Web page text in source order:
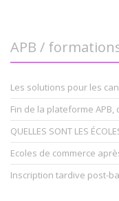
APB /
Les solutions pour les
Fin de la plateforme
QUELLES SONT LES
Ecoles de commerce
Inscription tardive post-